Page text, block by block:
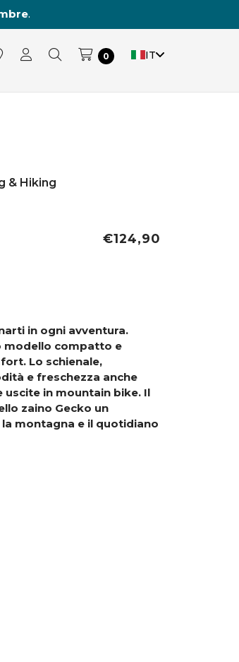
.
0 IT
& Hiking
€124,90
in ogni avventura.
modello compatto e
Lo schienale,
e freschezza anche
uscite in mountain bike. Il
zaino Gecko un
montagna e il quotidiano